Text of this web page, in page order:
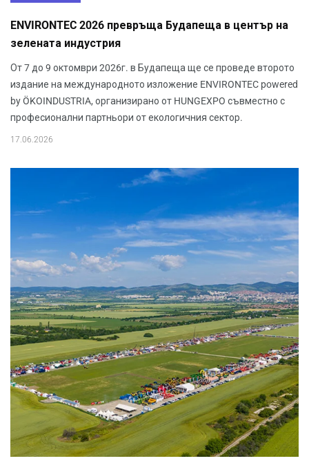
ENVIRONTEC 2026 превръща Будапеща в център на
зелената индустрия
От 7 до 9 октомври 2026г. в Будапеща ще се проведе второто
издание на международното изложение ENVIRONTEC powered
by ÖKOINDUSTRIA, организирано от HUNGEXPO съвместно с
професионални партньори от екологичния сектор.
17.06.2026